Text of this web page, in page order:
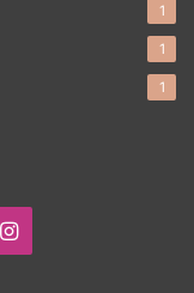
1
1
1
Instagram